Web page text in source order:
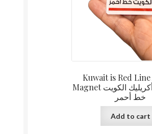
Kuwait is Red
Magnet مغناطيس أكريليك الكويت
خط أحمر
Add to cart